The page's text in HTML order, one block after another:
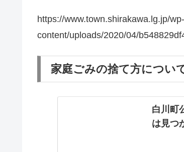
https://www.town.shirakawa.lg.jp/wp-
content/uploads/2020/04/
家庭ごみの捨て方につい
白川町
は見つ